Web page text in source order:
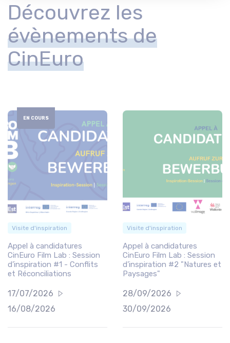
Découvrez les
évènements de
CinEuro
EN COURS
Visite d'inspiration
Appel à candidatures
CinEuro Film Lab : Session
d’inspiration #1 - Conflits
et Réconciliations
17/07/2026
16/08/2026
Visite d'inspiration
Appel à candidatures
CinEuro Film Lab : Session
d’inspiration #2 "Natures et
Paysages"
28/09/2026
30/09/2026